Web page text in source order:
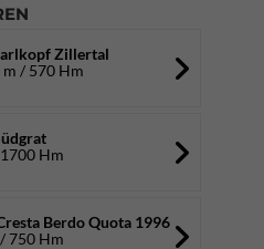
Zillertal
m / 570 Hm
Hm
Berdo Quota 1996
750 Hm